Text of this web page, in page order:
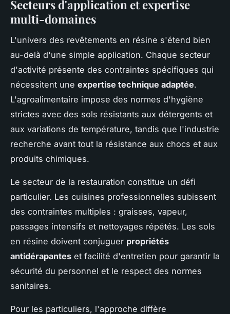
Secteurs d'application et expertise
multi-domaines
L'univers des revêtements en résine s'étend bien
au-delà d'une simple application. Chaque secteur
d'activité présente des contraintes spécifiques qui
nécessitent une expertise technique adaptée.
L'agroalimentaire impose des normes d'hygiène
strictes avec des sols résistants aux détergents et
aux variations de température, tandis que l'industrie
recherche avant tout la résistance aux chocs et aux
produits chimiques.
Le secteur de la restauration constitue un défi
particulier. Les cuisines professionnelles subissent
des contraintes multiples : graisses, vapeur,
passages intensifs et nettoyages répétés. Les sols
en résine doivent conjuguer propriétés
antidérapantes et facilité d'entretien pour garantir la
sécurité du personnel et le respect des normes
sanitaires.
Pour les particuliers, l'approche diffère